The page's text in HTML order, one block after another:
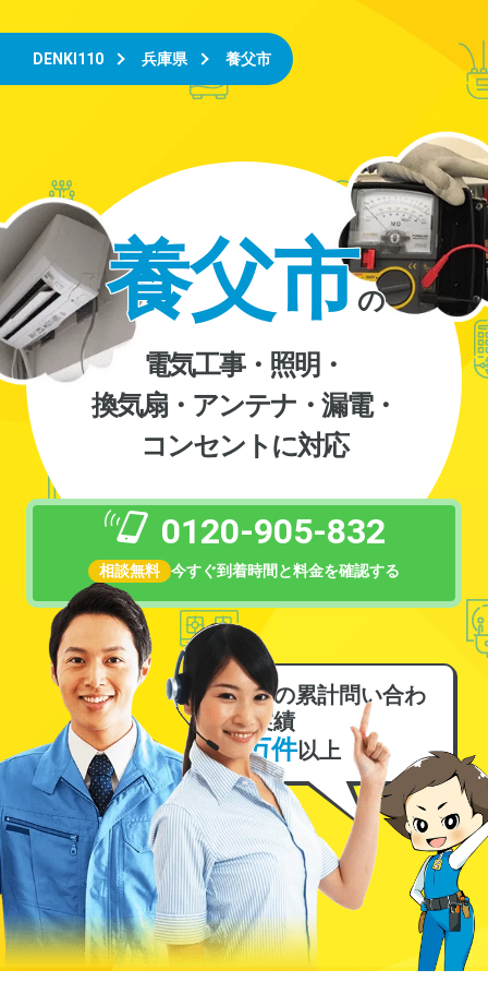
DENKI110 兵庫県 養父市
養父市の
電気工事・照明・
換気扇・アンテナ・漏電・
コンセントに対応
0120-905-832
相談無料 今すぐ到着時間と料金を確認する
電気の累計問い合わ
せ実績
6万件以上